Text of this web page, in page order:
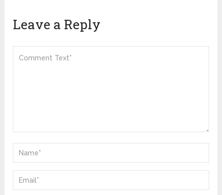
Leave a Reply